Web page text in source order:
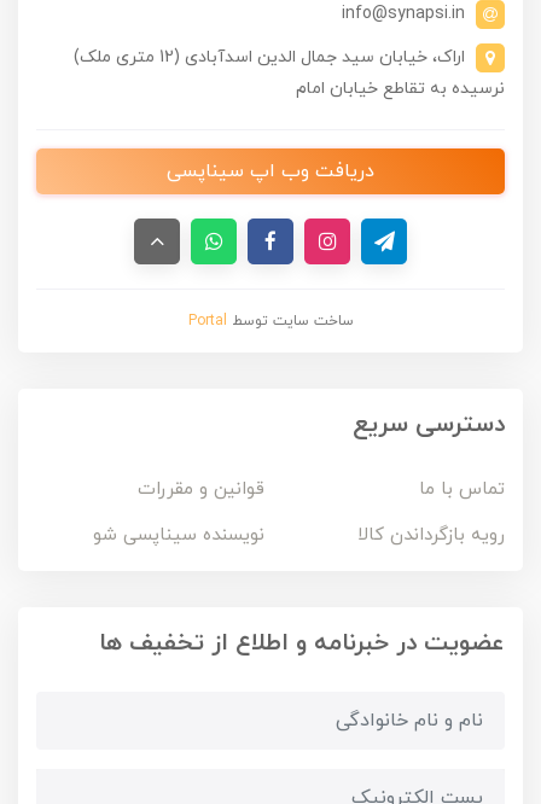
info@synapsi.in
اراک، خیابان سید جمال الدین اسدآبادی (12 متری ملک)
نرسیده به تقاطع خیابان امام
دریافت وب اپ سیناپسی
ساخت سایت توسط Portal
دسترسی سریع
تماس با ما
قوانین و مقررات
رویه بازگرداندن کالا
نویسنده سیناپسی شو
عضویت در خبرنامه و اطلاع از تخفیف ها